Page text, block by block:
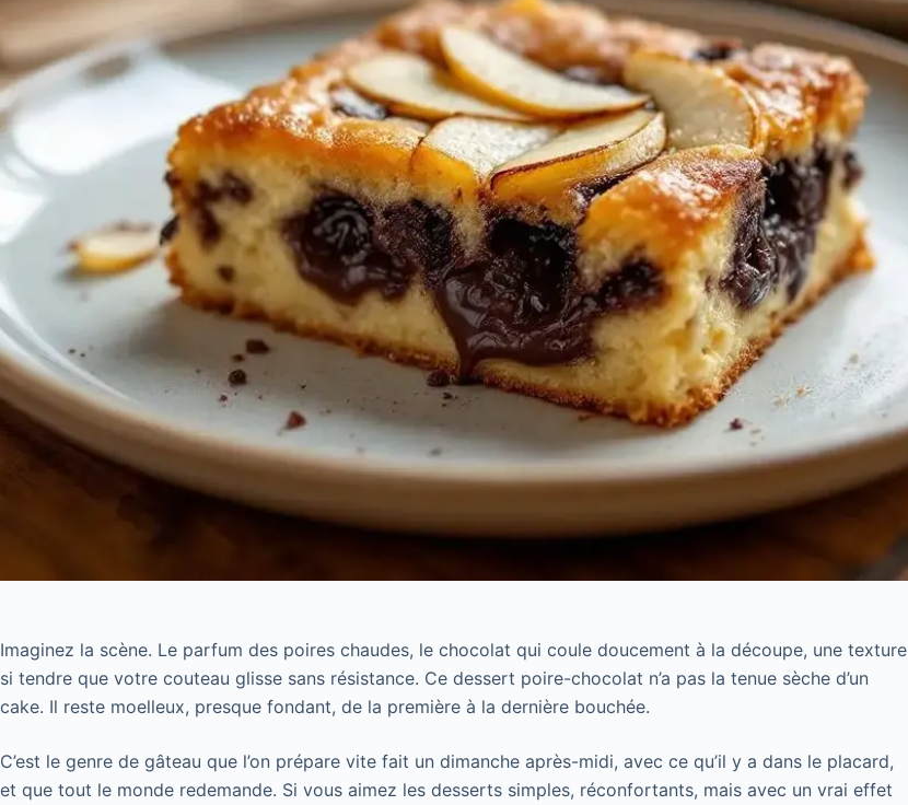
Imaginez la scène. Le parfum des poires chaudes, le chocolat qui coule doucement à la découpe, une texture
si tendre que votre couteau glisse sans résistance. Ce dessert poire-chocolat n’a pas la tenue sèche d’un
cake. Il reste moelleux, presque fondant, de la première à la dernière bouchée.
C’est le genre de gâteau que l’on prépare vite fait un dimanche après-midi, avec ce qu’il y a dans le placard,
et que tout le monde redemande. Si vous aimez les desserts simples, réconfortants, mais avec un vrai effet